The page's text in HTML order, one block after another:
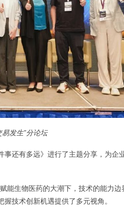
发生”分论坛
事还有多远》进行了主题分享，为企
能生物医药的大潮下，技术的能力边
技术创新机遇提供了多元视角。